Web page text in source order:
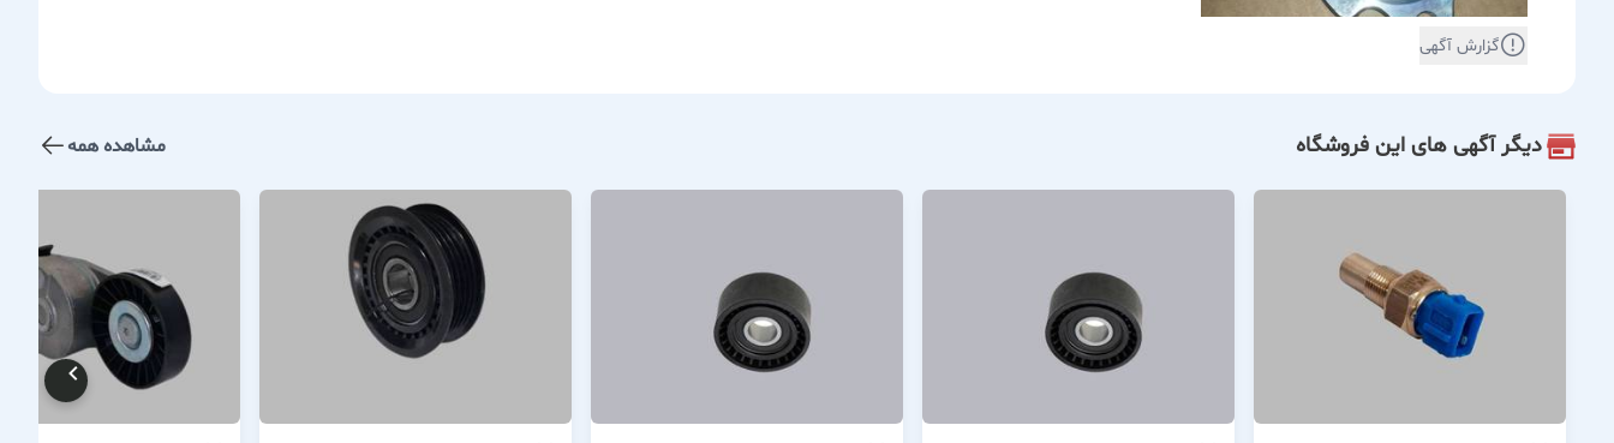
گزارش آگهی
دیگر آگهی های این فروشگاه مشاهده همه